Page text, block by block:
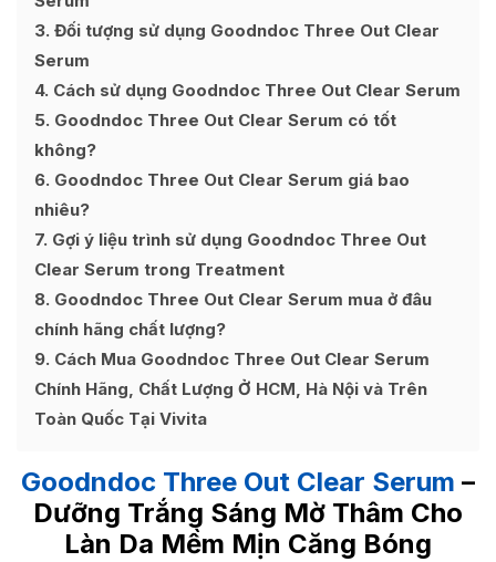
3 Đối tượng sử dụng Goodndoc Three Out Clear
Serum
4 Cách sử dụng Goodndoc Three Out Clear Serum
5 Goodndoc Three Out Clear Serum có tốt
không?
6 Goodndoc Three Out Clear Serum giá bao
nhiêu?
7 Gợi ý liệu trình sử dụng Goodndoc Three Out
Clear Serum trong Treatment
8 Goodndoc Three Out Clear Serum mua ở đâu
chính hãng chất lượng?
9 Cách Mua Goodndoc Three Out Clear Serum
Chính Hãng, Chất Lượng Ở HCM, Hà Nội và Trên
Toàn Quốc Tại Vivita
Goodndoc Three Out Clear Serum –
Dưỡng Trắng Sáng Mờ Thâm Cho
Làn Da Mềm Mịn Căng Bóng